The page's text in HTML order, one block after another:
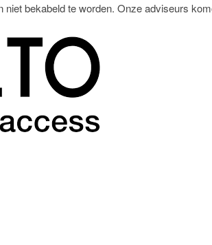
bekabeld te worden. Onze adviseurs